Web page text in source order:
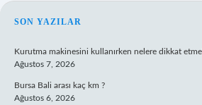
SIDEBAR
SON YAZILAR
Kurutma makinesini kullanırken nelere dikkat
Ağustos 7, 2026
Bursa Bali arası kaç km ?
Ağustos 6, 2026